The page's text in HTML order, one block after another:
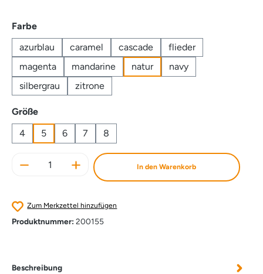
Farbeauswählen
azurblau
caramel cascade
flieder
magenta
mandarine natur
navy
silbergrau
zitrone
Größeauswählen
4
5 6 7 8
Produkt Anzahl: Gib den gewünschten
In den Warenkorb
Zum Merkzettel hinzufügen
Produktnummer: 200155
Beschreibung